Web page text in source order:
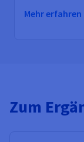
Mehr erfahren
Zum